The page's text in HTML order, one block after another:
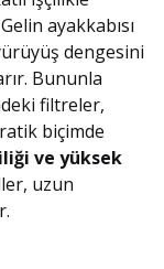
ayakkabısı
dengesini
Bununla
filtreler,
biçimde
ve yüksek
uzun